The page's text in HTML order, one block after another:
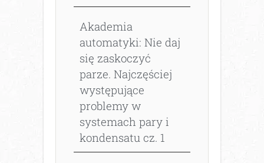
Akademia
automatyki: Nie daj
się zaskoczyć
parze. Najczęściej
występujące
problemy w
systemach pary i
kondensatu cz. 1